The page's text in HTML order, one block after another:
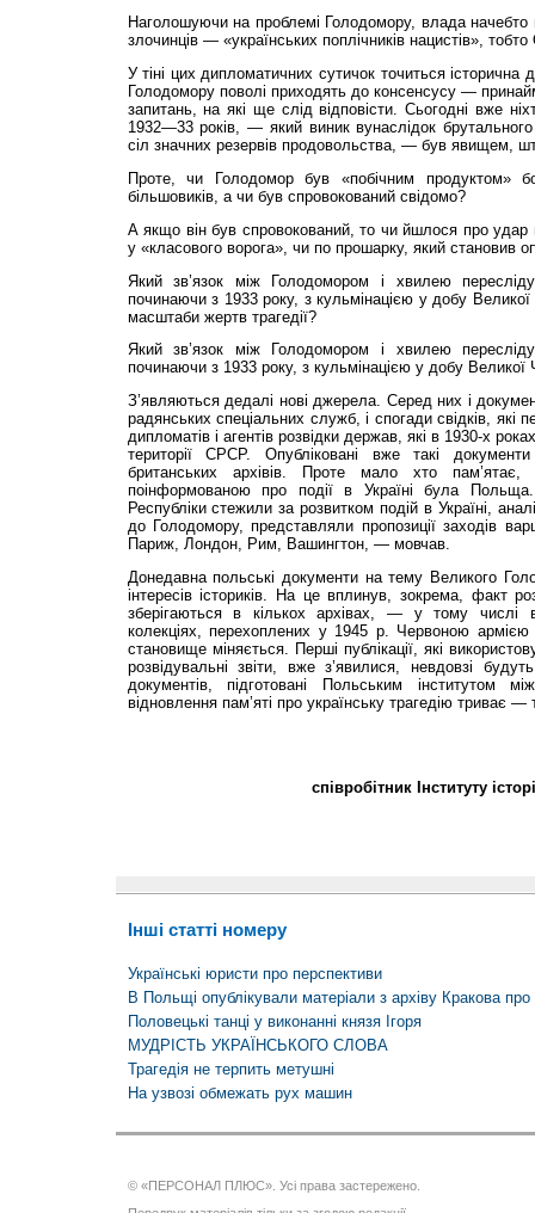
Наголошуючи на проблемі Голодомору, влада начебто
злочинців — «українських поплічників нацистів»,
У тіні цих дипломатичних сутичок точиться історична
Голодомору поволі приходять до консенсусу —
запитань, на які ще слід відповісти. Сьогодні вже
1932—33 років, — який виник вунаслідок
сіл значних резервів продовольства, — був явищем,
Проте, чи Голодомор був «побічним продуктом»
більшовиків, а чи був спровокований свідомо?
А якщо він був спровокований, то чи йшлося про удар
у «класового ворога», чи по прошарку, який становив
Який зв’язок між Голодомором і хвилею
починаючи з 1933 року, з кульмінацією у добу
масштаби жертв трагедії?
Який зв’язок між Голодомором і хвилею
починаючи з 1933 року, з кульмінацією у добу Великої
З’являються дедалі но­ві джерела. Серед них і
радянських спеціальних служб, і спогади свідків, які
дипломатів і агентів розвідки держав, які в 1930-х
території СРСР. Опубліковані вже такі
британських архівів. Проте мало хто
поінформованою про події в Україні була
Республіки стежили за розвитком подій в Україні,
до Голодомору, представляли пропозиції заходів
Париж, Лондон, Рим, Вашингтон, — мовчав.
Донедавна польські до­кументи на тему Великого
інтересів істориків. На це вплинув, зокрема, факт
зберігаються в кількох архівах, — у тому числі
колекціях, перехоплених у 1945 р. Червоною
становище міняється. Перші публікації, які
розвідувальні звіти, вже з’явилися, невдовзі
документів, підготовані Польським інститутом
відновлення пам’яті про українську трагедію триває —
співробітник Інституту
Інші статті номеру
Українські юристи про перспективи
В Польщі опублікували матеріали з архіву Кракова про
Половецькі танці у виконанні князя Ігоря
МУДРІСТЬ УКРАЇНСЬКОГО СЛОВА
Трагедія не терпить метушні
На узвозі обмежать рух машин
© «ПЕРСОНАЛ ПЛЮС». Усі права застережено.